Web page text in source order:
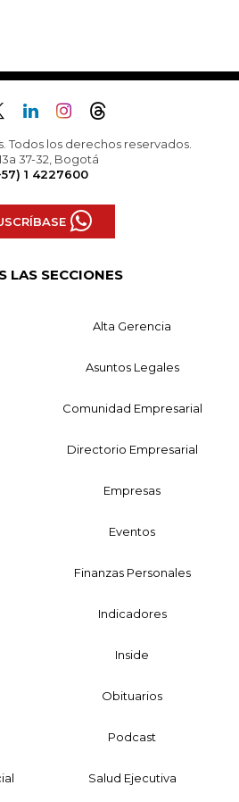
Todos los derechos reservados.
37-32, Bogotá
1 4227600
LAS SECCIONES
Alta Gerencia
Asuntos Legales
Comunidad Empresarial
Directorio Empresarial
Empresas
Eventos
Finanzas Personales
Indicadores
Inside
Obituarios
Podcast
Salud Ejecutiva